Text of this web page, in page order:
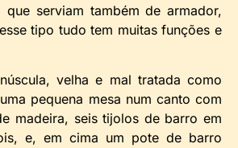
serviam também de armador,
tipo tudo tem muitas funções e
velha e mal tratada como
pequena mesa num canto com
madeira, seis tijolos de barro em
e, em cima um pote de barro